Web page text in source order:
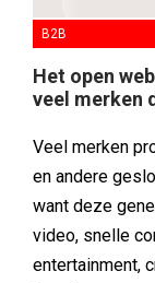
B2B
Het open
veel merken
Veel merken
en andere
want deze
video, snelle
entertainment,